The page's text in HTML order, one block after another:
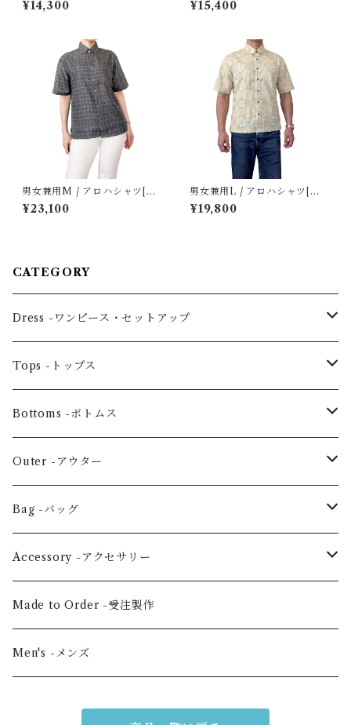
ン絣紬]
¥14,300 ¥15,400
男女兼用M / アロハシャツ[割
込絣大島紬ダークグレー丸模
様]
¥23,100
男女兼用L / アロハシャツ[塩
沢御召 緑色花菱]
¥19,800
CATEGORY
Dress -ワンピース・セットアップ
One piece -ワンピースドレス
Ensemble -セットアップ
Tops -トップス
Blouse -ブラウス
Tunic -チュニック
Others -その他
Bottoms -ボトムス
Skirt -スカート
Pants -パンツ
Outer -アウター
Coat -コート
Jacket -ジャケット
Bag -バッグ
Large horizontal -横・大
Vertical medium -縦・中
Shoulder -ショルダー
Accessory -アクセサリー
Hair scrunchie -シュシュ
Mask -マスク
Made to Order -受注製作
Men's -メンズ